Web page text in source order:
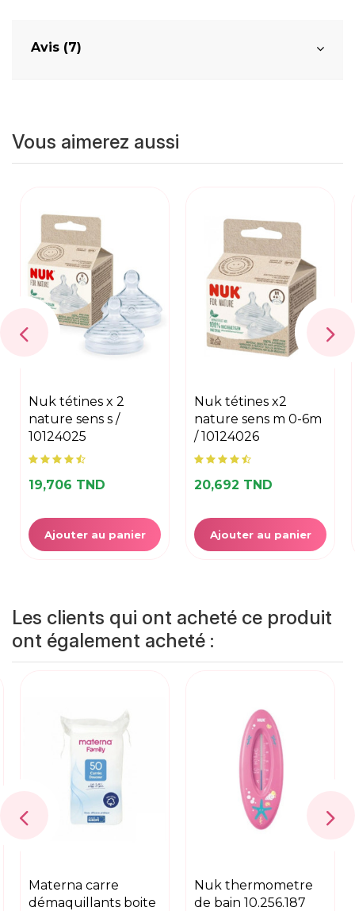
Avis (7)
Vous aimerez aussi
nuk tétines x 2
nature sens s /
10124025
19,706 TND
Ajouter au panier
nuk tétines x2
nature sens m 0-6m
/ 10124026
20,692 TND
Ajouter au panier
Les clients qui ont acheté ce produit
ont également acheté :
materna carre
démaquillants boite
nuk thermometre
de bain 10.256.187